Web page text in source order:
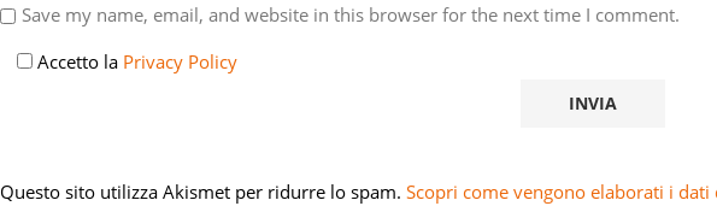
Save my name, email, and website in this browser for the next time I comment.
Accetto la Privacy Policy
Questo sito utilizza Akismet per ridurre lo spam. Scopri come vengono elaborati i